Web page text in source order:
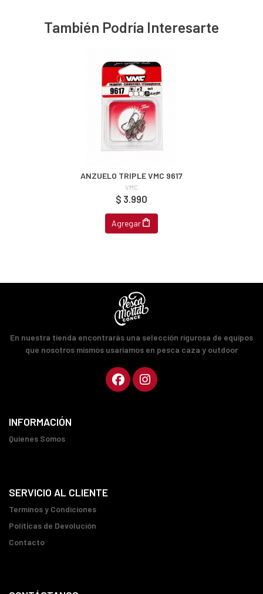
También Podría Interesarte
ANZUELO TRIPLE VMC 9617
VMC
$ 3.990
Agregar
En nuestra tienda encontrarás una selección rigurosa de equipos
que nosotros mismos usaríamos en pesca caza y outdoor
INFORMACIÓN
Quienes Somos
SERVICIO AL CLIENTE
Terminos y Condiciones
Políticas de Devolución
Contacto